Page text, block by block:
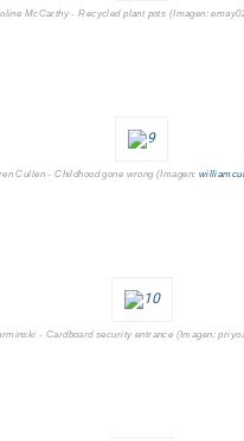
McCarthy - Recycled plant pots (Imagen:
Cullen - Childhood gone wrong (Imagen:
- Cardboard security entrance (Imagen: